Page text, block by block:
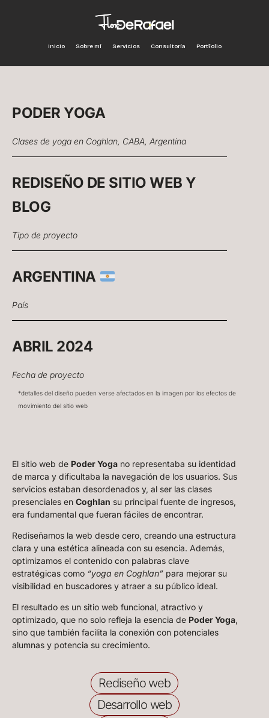
Inicio Sobre mí Servicios Consultoría Portfolio
PODER YOGA
Clases de yoga en Coghlan, CABA, Argentina
REDISEÑO DE SITIO WEB Y
BLOG
Tipo de proyecto
ARGENTINA
País
ABRIL 2024
Fecha de proyecto
*detalles del diseño pueden verse afectados en la imagen por los efectos de
movimiento del sitio web
El sitio web de Poder Yoga no representaba su identidad
de marca y dificultaba la navegación de los usuarios. Sus
servicios estaban desordenados y, al ser las clases
presenciales en Coghlan su principal fuente de ingresos,
era fundamental que fueran fáciles de encontrar.
Rediseñamos la web desde cero, creando una estructura
clara y una estética alineada con su esencia. Además,
optimizamos el contenido con palabras clave
estratégicas como “yoga en Coghlan” para mejorar su
visibilidad en buscadores y atraer a su público ideal.
El resultado es un sitio web funcional, atractivo y
optimizado, que no solo refleja la esencia de Poder Yoga,
sino que también facilita la conexión con potenciales
alumnas y potencia su crecimiento.
Rediseño web
Desarrollo web